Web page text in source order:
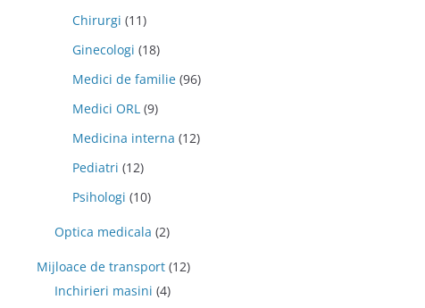
Chirurgi (11)
Ginecologi (18)
Medici de familie (96)
Medici ORL (9)
Medicina interna (12)
Pediatri (12)
Psihologi (10)
Optica medicala (2)
Mijloace de transport (12)
Inchirieri masini (4)